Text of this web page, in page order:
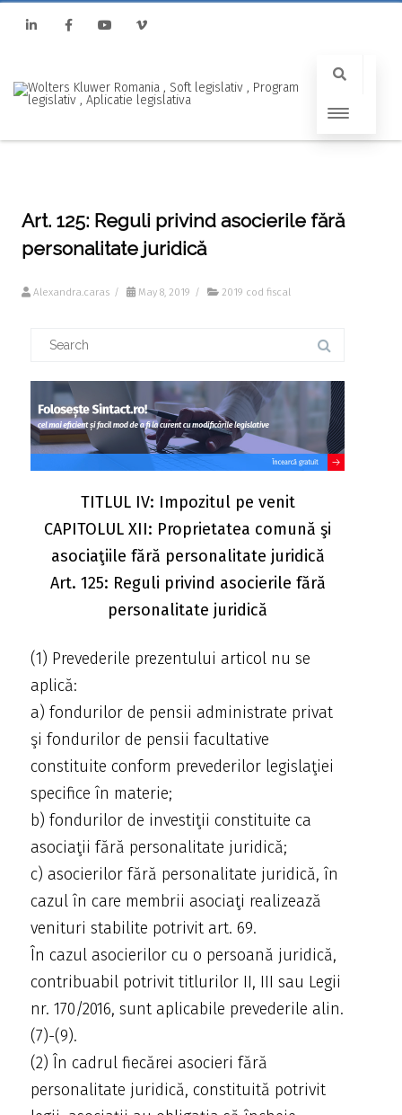
Art. 125: Reguli privind asocierile fără
personalitate juridică
Alexandra.caras / May 8, 2019 / 2019 cod fiscal
TITLUL IV: Impozitul pe venit
CAPITOLUL XII: Proprietatea comună şi
asociaţiile fără personalitate juridică
Art. 125: Reguli privind asocierile fără
personalitate juridică
(1) Prevederile prezentului articol nu se
aplică:
a) fondurilor de pensii administrate privat
şi fondurilor de pensii facultative
constituite conform prevederilor legislaţiei
specifice în materie;
b) fondurilor de investiţii constituite ca
asociaţii fără personalitate juridică;
c) asocierilor fără personalitate juridică, în
cazul în care membrii asociaţi realizează
venituri stabilite potrivit art. 69.
În cazul asocierilor cu o persoană juridică,
contribuabil potrivit titlurilor II, III sau Legii
nr. 170/2016, sunt aplicabile prevederile alin.
(7)-(9).
(2) În cadrul fiecărei asocieri fără
personalitate juridică, constituită potrivit